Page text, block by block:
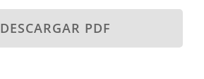
DESCARGAR PDF